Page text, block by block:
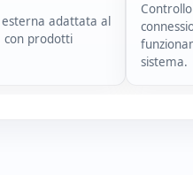
adattata al
con prodotti
sistema.